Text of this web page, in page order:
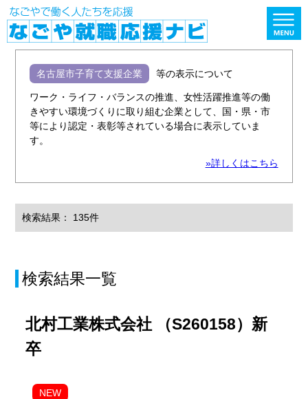
名古屋市子育て支援企業 等の表示について
ワーク・ライフ・バランスの推進、女性活躍推進等の働
きやすい環境づくりに取り組む企業として、国・県・市
等により認定・表彰等されている場合に表示していま
す。
»詳しくはこちら
検索結果： 135件
検索結果一覧
北村工業株式会社 （S260158）新
卒
NEW